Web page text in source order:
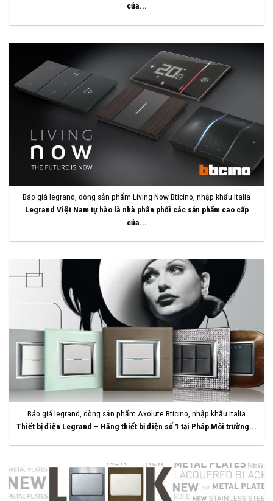
của...
Báo giá legrand, dòng sản phẩm Living Now Bticino, nhập khẩu Italia
Legrand Việt Nam tự hào là nhà phân phối các sản phẩm cao cấp
của...
Báo giá legrand, dòng sản phẩm Axolute Bticino, nhập khẩu Italia
Thiết bị điện Legrand – Hãng thiết bị điện số 1 tại Pháp Môi trường...